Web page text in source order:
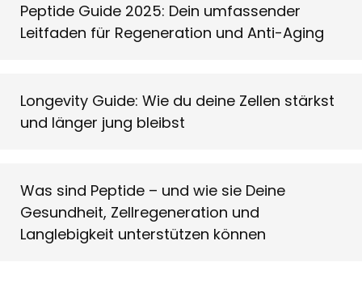
Peptide Guide 2025: Dein umfassender
Leitfaden für Regeneration und Anti-Aging
Longevity Guide: Wie du deine Zellen stärkst
und länger jung bleibst
Was sind Peptide – und wie sie Deine
Gesundheit, Zellregeneration und
Langlebigkeit unterstützen können